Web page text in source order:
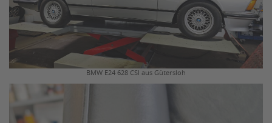
BMW E24 628 CSI aus Gütersloh